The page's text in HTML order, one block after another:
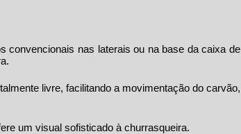
convencionais nas laterais ou na base da caixa de
livre, facilitando a movimentação do carvão,
um visual sofisticado à churrasqueira.